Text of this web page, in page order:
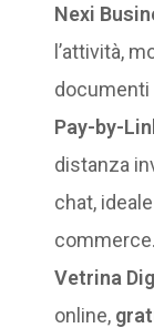
Nexi
l’attività,
documenti
Pay-by-
distanza
chat,
commerce.
Vetrina
online,